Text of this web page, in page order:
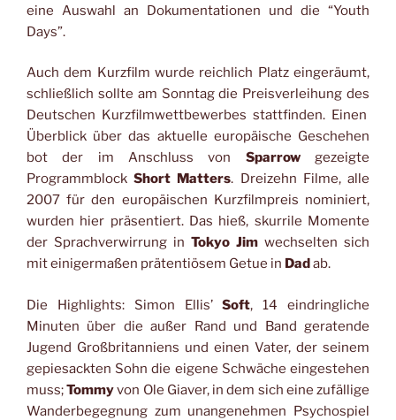
eine Auswahl an Dokumentationen und die “Youth
Days”.
Auch dem Kurzfilm wurde reichlich Platz eingeräumt,
schließlich sollte am Sonntag die Preisverleihung des
Deutschen Kurzfilmwettbewerbes stattfinden. Einen
Überblick über das aktuelle europäische Geschehen
bot der im Anschluss von Sparrowgezeigte
ProgrammblockShort Matters. Dreizehn Filme, alle
2007 für den europäischen Kurzfilmpreis nominiert,
wurden hier präsentiert. Das hieß, skurrile Momente
der Sprachverwirrung in Tokyo Jim wechselten sich
mit einigermaßen prätentiösem Getue in Dadab.
Die Highlights: Simon Ellis’Soft, 14 eindringliche
Minuten über die außer Rand und Band geratende
Jugend Großbritanniens und einen Vater, der seinem
gepiesackten Sohn die eigene Schwäche eingestehen
muss;Tommyvon Ole Giaver, in dem sich eine zufällige
Wanderbegegnung zum unangenehmen Psychospiel